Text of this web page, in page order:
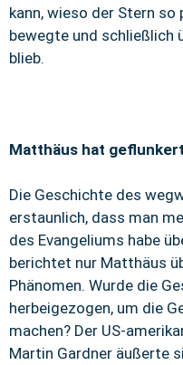
kann, wieso der Stern
bewegte und schließlich
blieb.
Matthäus hat geflunkert
Die Geschichte des
erstaunlich, dass man
des Evangeliums habe
berichtet nur Matthäus
Phänomen. Wurde die
herbeigezogen, um die
machen? Der US-
Martin Gardner äußerte